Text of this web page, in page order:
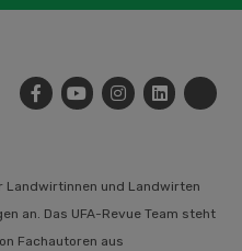
Landwirtinnen und Landwirten
an. Das UFA-Revue Team steht
Fachautoren aus